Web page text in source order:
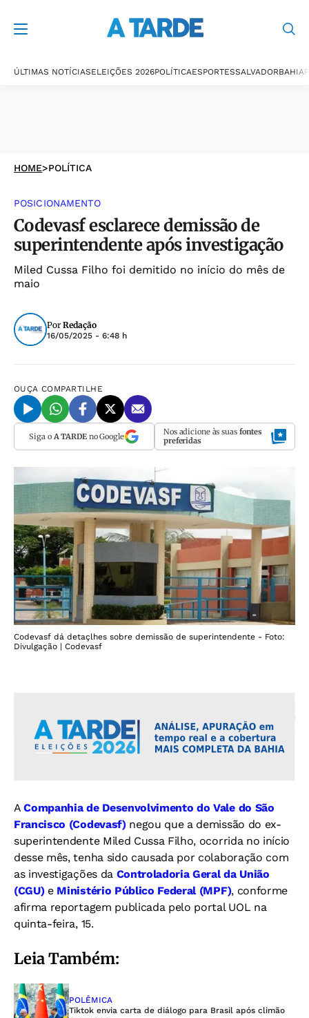
ÚLTIMAS NOTÍCIASELEIÇÕES 2026POLÍTICAESPORTESSALVADORBAHIA
HOME>POLÍTICA
POSICIONAMENTO
Codevasf esclarece demissão de
superintendente após investigação
Miled Cussa Filho foi demitido no início do mês de
maio
Por Redação
16/05/2025 - 6:48 h
OUÇA COMPARTILHE
Siga o A TARDEno Google Nos adicione às suas fontes
preferidas
Codevasf dá detaçlhes sobre demissão de superintendente - Foto:
Divulgação | Codevasf
ACompanhia de Desenvolvimento do Vale do São
Francisco (Codevasf) negou que a demissão do ex-
superintendente Miled Cussa Filho, ocorrida no início
desse mês, tenha sido causada por colaboração com
as investigações da Controladoria Geral da União
(CGU)e Ministério Público Federal (MPF), conforme
afirma reportagem publicada pelo portal UOL na
quinta-feira, 15.
Leia Também:
POLÊMICA
Tiktok envia carta de diálogo para Brasil após climão